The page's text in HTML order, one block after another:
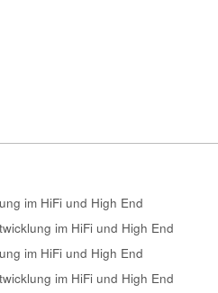
im HiFi und High End
im HiFi und High End
im HiFi und High End
im HiFi und High End